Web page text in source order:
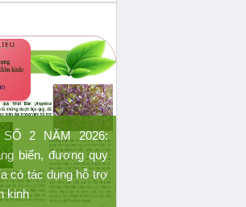
2 NĂM 2026:
biển, đương quy
có tác dụng hỗ trợ
kinh